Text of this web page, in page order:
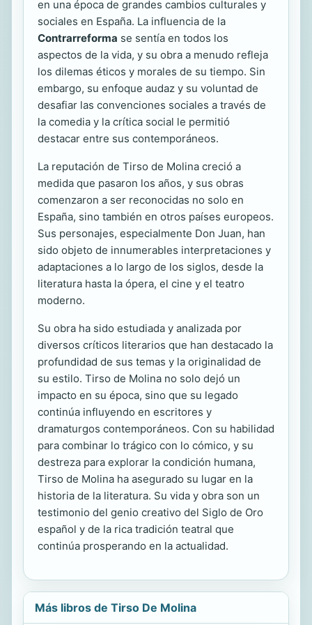
en una época de grandes cambios culturales y
sociales en España. La influencia de la
Contrarreforma se sentía en todos los
aspectos de la vida, y su obra a menudo refleja
los dilemas éticos y morales de su tiempo. Sin
embargo, su enfoque audaz y su voluntad de
desafiar las convenciones sociales a través de
la comedia y la crítica social le permitió
destacar entre sus contemporáneos.
La reputación de Tirso de Molina creció a
medida que pasaron los años, y sus obras
comenzaron a ser reconocidas no solo en
España, sino también en otros países europeos.
Sus personajes, especialmente Don Juan, han
sido objeto de innumerables interpretaciones y
adaptaciones a lo largo de los siglos, desde la
literatura hasta la ópera, el cine y el teatro
moderno.
Su obra ha sido estudiada y analizada por
diversos críticos literarios que han destacado la
profundidad de sus temas y la originalidad de
su estilo. Tirso de Molina no solo dejó un
impacto en su época, sino que su legado
continúa influyendo en escritores y
dramaturgos contemporáneos. Con su habilidad
para combinar lo trágico con lo cómico, y su
destreza para explorar la condición humana,
Tirso de Molina ha asegurado su lugar en la
historia de la literatura. Su vida y obra son un
testimonio del genio creativo del Siglo de Oro
español y de la rica tradición teatral que
continúa prosperando en la actualidad.
Más libros de Tirso De Molina